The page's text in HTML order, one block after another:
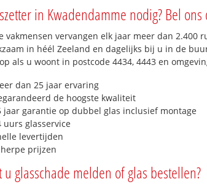
in Kwadendamme nodig? Bel ons
vakmensen vervangen elk jaar meer dan 2.400
in héél Zeeland en dagelijks bij u in de
als u woont in postcode 4434, 4443 en
dan 25 jaar ervaring
de hoogste kwaliteit
jaar garantie op dubbel glas inclusief montage
uurs glasservice
levertijden
prijzen
glasschade melden of glas bestellen?